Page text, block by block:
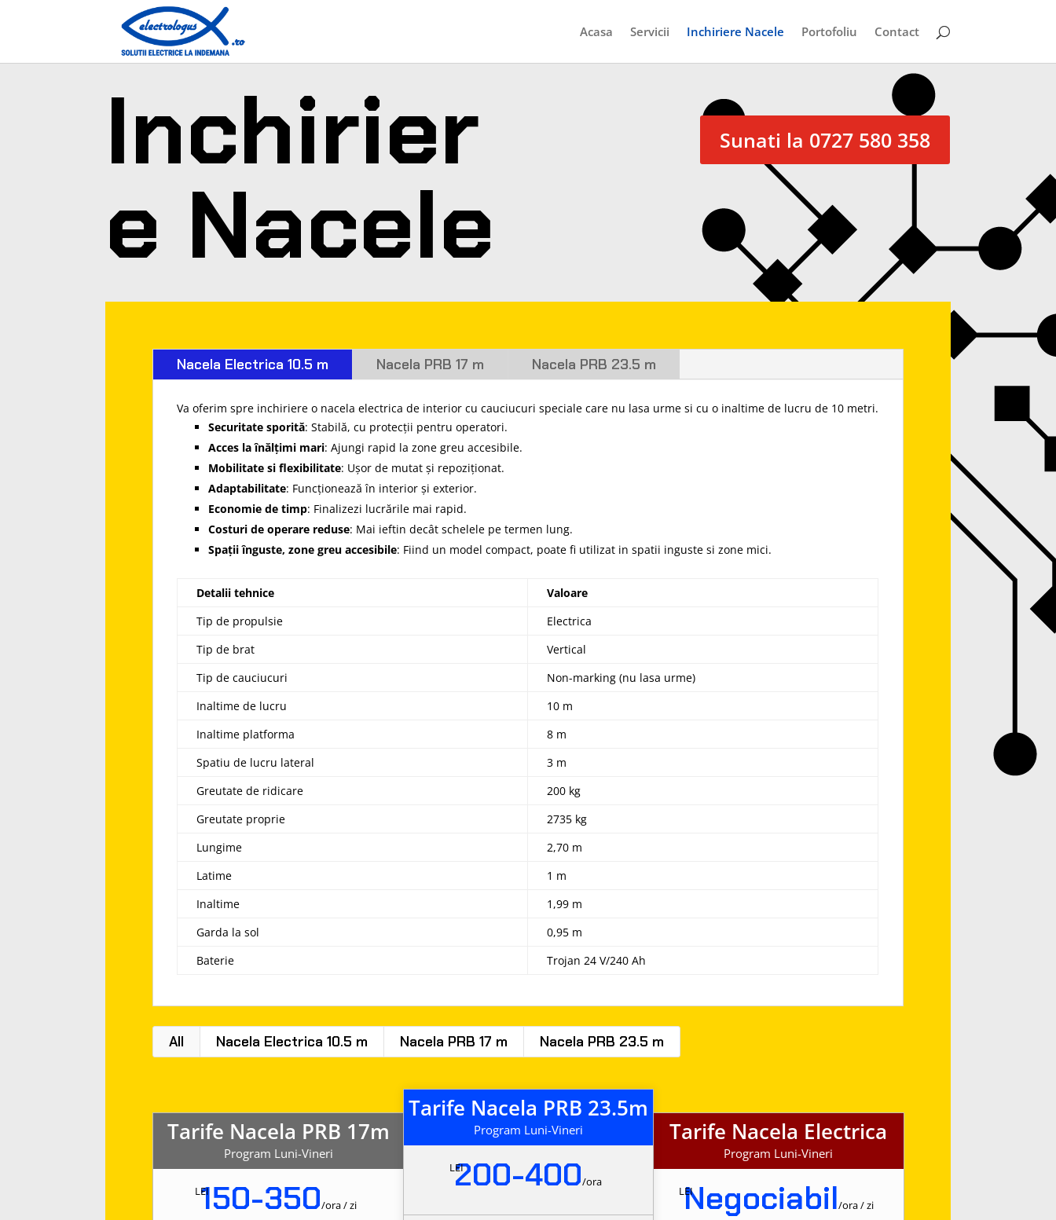
Acasa Servicii Inchiriere Nacele Portofoliu Contact
Inchirier
e Nacele
Sunati la 0727 580 358
Nacela Electrica 10.5 m Nacela PRB 17 m Nacela PRB 23.5 m
Va oferim spre inchiriere o nacela electrica de interior cu cauciucuri speciale care nu lasa urme si cu o inaltime de lucru de 10 metri.
Securitate sporită: Stabilă, cu protecții pentru operatori.
Acces la înălțimi mari: Ajungi rapid la zone greu accesibile.
Mobilitate si flexibilitate: Ușor de mutat și repoziționat.
Adaptabilitate: Funcționează în interior și exterior.
Economie de timp: Finalizezi lucrările mai rapid.
Costuri de operare reduse: Mai ieftin decât schelele pe termen lung.
Spații înguste, zone greu accesibile: Fiind un model compact, poate fi utilizat in spatii inguste si zone mici.
Detalii tehnice
Valoare
Tip de propulsie
Electrica
Tip de brat
Vertical
Tip de cauciucuri
Non-marking (nu lasa urme)
Inaltime de lucru
10 m
Inaltime platforma
8 m
Spatiu de lucru lateral
3 m
Greutate de ridicare
200 kg
Greutate proprie
2735 kg
Lungime
2,70 m
Latime
1 m
Inaltime
1,99 m
Garda la sol
0,95 m
Baterie
Trojan 24 V/240 Ah
All Nacela Electrica 10.5 m Nacela PRB 17 m Nacela PRB 23.5 m
Tarife Nacela PRB 17m
Program Luni-Vineri
LEI
150-350/ora / zi
Tarife Nacela PRB 23.5m
Program Luni-Vineri
LEI
200-400/ora
Tarife Nacela Electrica
Program Luni-Vineri
LEI
Negociabil/ora / zi